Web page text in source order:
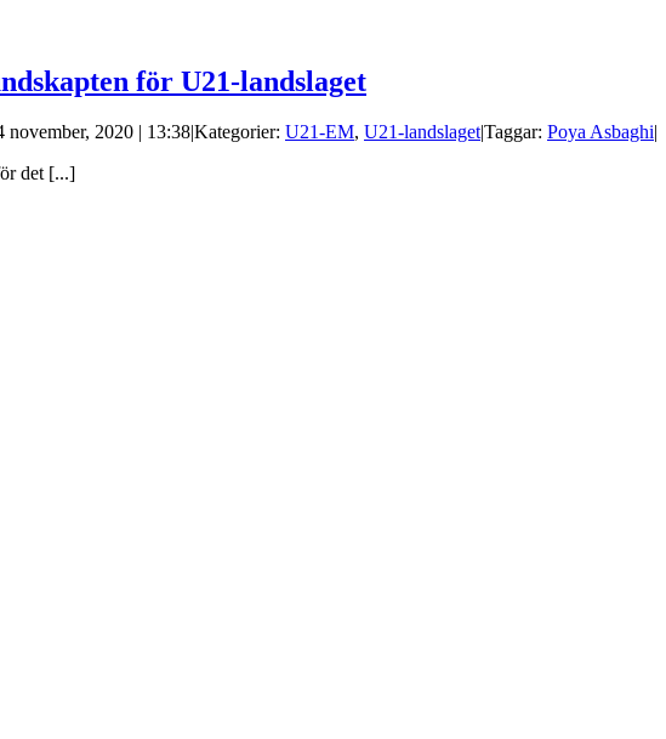
för U21-landslaget
november, 2020 | 13:38|Kategorier: U21-EM, U21-landslaget|Taggar: Poya Asbaghi|
det [...]